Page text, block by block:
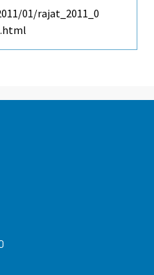
01/rajat_2011_0